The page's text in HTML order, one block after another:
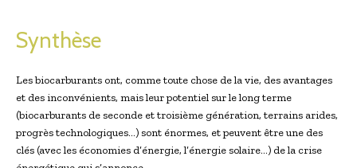
Synthèse
Les biocarburants ont, comme toute chose de la vie, des avantages
et des inconvénients, mais leur potentiel sur le long terme
(biocarburants de seconde et troisième génération, terrains arides,
progrès technologiques…) sont énormes, et peuvent être une des
clés (avec les économies d’énergie, l’énergie solaire…) de la crise